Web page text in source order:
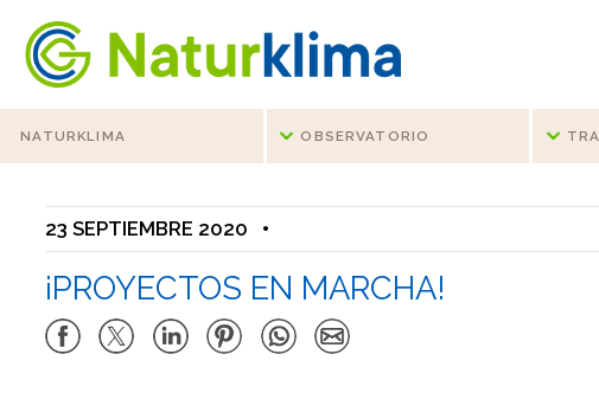
Ir al índice principal de contenidos
Ir a los contenidos
NATURKLIMA OBSERVATORIO
23 SEPTIEMBRE 2020 •
¡PROYECTOS EN MARCHA!